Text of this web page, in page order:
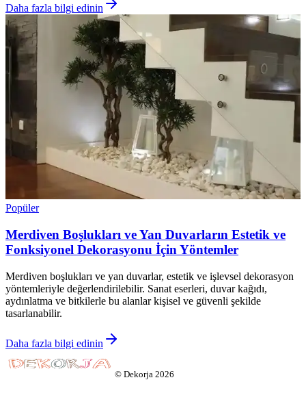
Daha fazla bilgi edinin
Popüler
Merdiven Boşlukları ve Yan Duvarların Estetik ve
Fonksiyonel Dekorasyonu İçin Yöntemler
Merdiven boşlukları ve yan duvarlar, estetik ve işlevsel dekorasyon
yöntemleriyle değerlendirilebilir. Sanat eserleri, duvar kağıdı,
aydınlatma ve bitkilerle bu alanlar kişisel ve güvenli şekilde
tasarlanabilir.
Daha fazla bilgi edinin
© Dekorja 2026